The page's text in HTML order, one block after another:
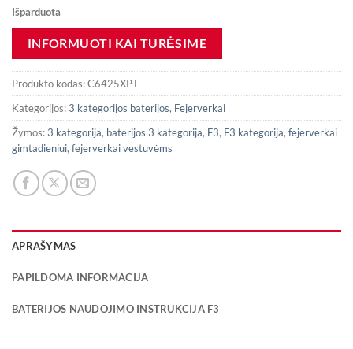
Išparduota
Produkto kodas:C6425XPT
Kategorijos:3 kategorijos baterijos, Fejerverkai
Žymos:3 kategorija, baterijos 3 kategorija, F3, F3 kategorija, fejerverkai
gimtadieniui, fejerverkai vestuvėms
APRAŠYMAS
PAPILDOMA INFORMACIJA
BATERIJOS NAUDOJIMO INSTRUKCIJA F3